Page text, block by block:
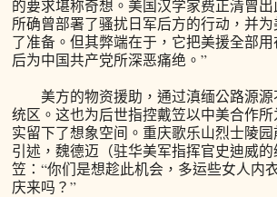
的要求堪称奇想。美国汉学家费正清曾
所确曾部署了骚扰日军后方的行动，并
了准备。但其弊端在于，它把美援全部用
后为中国共产党所深恶痛绝。”
美方的物资援助，通过滇缅公路源源
统区。这也为后世指控戴笠以中美合作
实留下了想象空间。重庆歌乐山烈士陵
引述，魏德迈（驻华美军指挥官史迪威
笠：“你们是想趁此机会，多运些女人内
庆来吗？”